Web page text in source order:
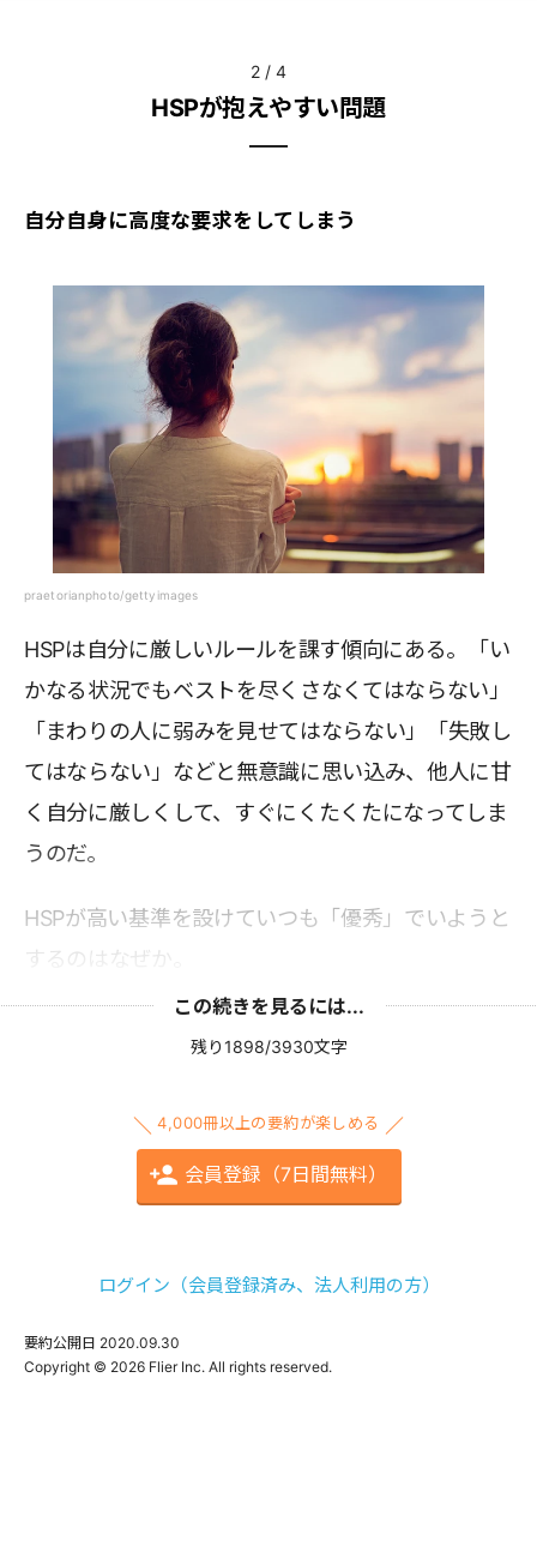
2 / 4
HSPが抱えやすい問題
自分自身に高度な要求をしてしまう
praetorianphoto/gettyimages
HSPは自分に厳しいルールを課す傾向にある。「い
かなる状況でもベストを尽くさなくてはならない」
「まわりの人に弱みを見せてはならない」「失敗し
てはならない」などと無意識に思い込み、他人に甘
く自分に厳しくして、すぐにくたくたになってしま
うのだ。
HSPが高い基準を設けていつも「優秀」でいようと
するのはなぜか。
この続きを見るには...
残り1898/3930文字
4,000冊以上の要約が楽しめる
会員登録（7日間無料）
ログイン（会員登録済み、法人利用の方）
要約公開日 2020.09.30